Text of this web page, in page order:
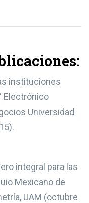
instituciones
Electrónico
Universidad
integral para las
Mexicano de
UAM (octubre